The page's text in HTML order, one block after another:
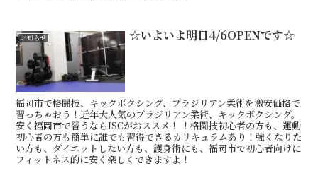
お知らせ ☆いよいよ明日4/6OPENです☆
福岡市で格闘技、キックボクシング、ブラジリアン柔術を激安価格で
習っちゃおう！近年大人気のブラジリアン柔術、キックボクシング。
安く福岡市で習うならISCがおススメ！ ！格闘技初心者の方も、運動
初心者の方も簡単に誰でも習得できるカリキュラムあり！強くなりた
い方も、ダイエットしたい方も、護身術にも、福岡市で初心者向けに
フィットネス的に安く楽しくできますよ！